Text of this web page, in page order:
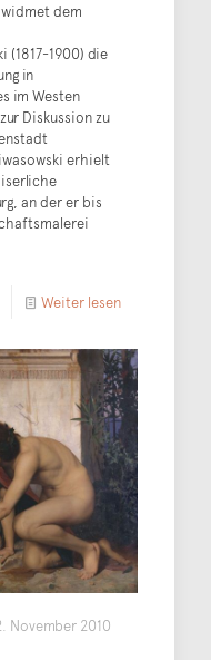
dem
(1817-1900) die
in
im Westen
Diskussion zu
erhielt
an der er bis
Weiter lesen
November 2010